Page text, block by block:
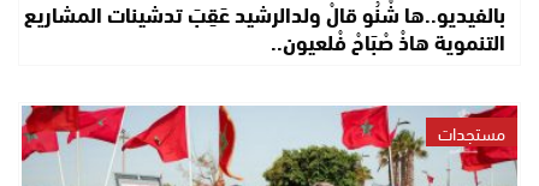
بالفيديو..ها شْنُو قالْ ولدالرشيد عَقِبَ تدشينات المشاريع
التنموية هاذْ صْبَاحْ فْلعيون..
مستجدات